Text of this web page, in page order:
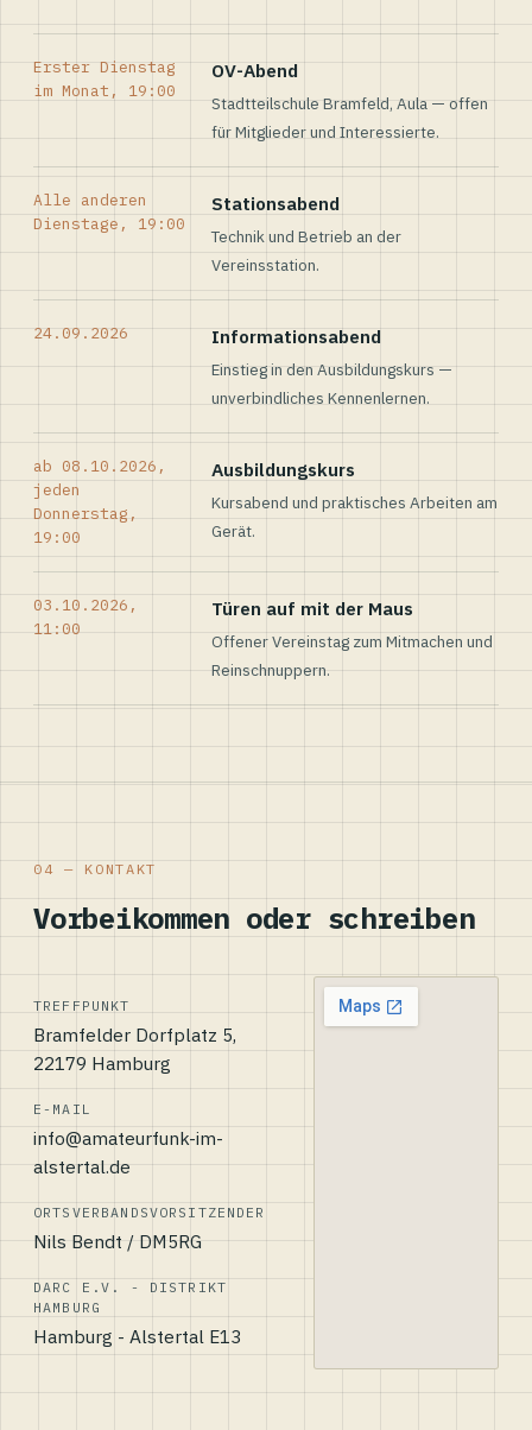
Erster Dienstag
im Monat, 19:00
OV-Abend
Stadtteilschule Bramfeld, Aula — offen
für Mitglieder und Interessierte.
Alle anderen
Dienstage, 19:00
Stationsabend
Technik und Betrieb an der
Vereinsstation.
24.09.2026 Informationsabend
Einstieg in den Ausbildungskurs —
unverbindliches Kennenlernen.
ab 08.10.2026,
jeden
Donnerstag,
19:00
Ausbildungskurs
Kursabend und praktisches Arbeiten am
Gerät.
03.10.2026,
11:00
Türen auf mit der Maus
Offener Vereinstag zum Mitmachen und
Reinschnuppern.
04 — KONTAKT
Vorbeikommen oder schreiben
TREFFPUNKT
Bramfelder Dorfplatz 5,
22179 Hamburg
E-MAIL
info@amateurfunk-im-
alstertal.de
ORTSVERBANDSVORSITZENDER
Nils Bendt / DM5RG
DARC E.V. - DISTRIKT
HAMBURG
Hamburg - Alstertal E13